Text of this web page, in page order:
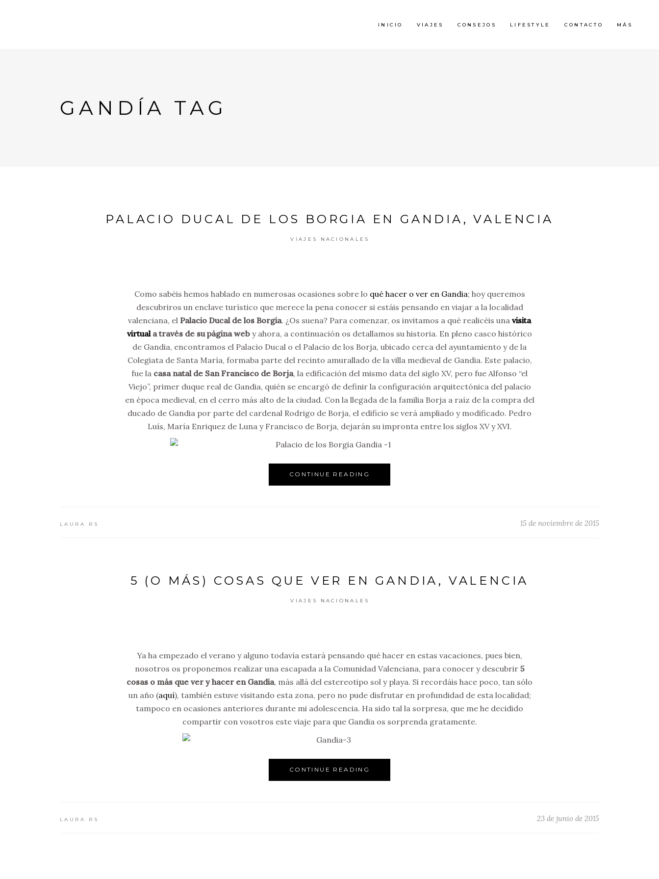
INICIO VIAJES CONSEJOS LIFESTYLE CONTACTO MÁS
GANDÍA TAG
PALACIO DUCAL DE LOS BORGIA EN GANDIA, VALENCIA
VIAJES NACIONALES
Como sabéis hemos hablado en numerosas ocasiones sobre lo qué hacer o ver en Gandia; hoy queremos
descubriros un enclave turístico que merece la pena conocer si estáis pensando en viajar a la localidad
valenciana, el Palacio Ducal de los Borgia. ¿Os suena? Para comenzar, os invitamos a qué realicéis una visita
virtuala través de su página web y ahora, a continuación os detallamos su historia. En pleno casco histórico
de Gandia, encontramos el Palacio Ducal o el Palacio de los Borja, ubicado cerca del ayuntamiento y de la
Colegiata de Santa María, formaba parte del recinto amurallado de la villa medieval de Gandia. Este palacio,
fue la casa natal de San Francisco de Borja, la edificación del mismo data del siglo XV, pero fue Alfonso “el
Viejo”, primer duque real de Gandia, quién se encargó de definir la configuración arquitectónica del palacio
en época medieval, en el cerro más alto de la ciudad. Con la llegada de la familia Borja a raíz de la compra del
ducado de Gandia por parte del cardenal Rodrigo de Borja, el edificio se verá ampliado y modificado. Pedro
Luís, María Enriquez de Luna y Francisco de Borja, dejarán su impronta entre los siglos XV y XVI.
CONTINUE READING
LAURA RS 15 de noviembre de 2015
5 (O MÁS) COSAS QUE VER EN GANDIA, VALENCIA
VIAJES NACIONALES
Ya ha empezado el verano y alguno todavía estará pensando qué hacer en estas vacaciones, pues bien,
nosotros os proponemos realizar una escapada a la Comunidad Valenciana, para conocer y descubrir 5
cosas o más que ver y hacer en Gandia, más allá del estereotipo sol y playa. Si recordáis hace poco, tan sólo
un año (aquí), también estuve visitando esta zona, pero no pude disfrutar en profundidad de esta localidad;
tampoco en ocasiones anteriores durante mi adolescencia. Ha sido tal la sorpresa, que me he decidido
compartir con vosotros este viaje para que Gandia os sorprenda gratamente.
CONTINUE READING
LAURA RS 23 de junio de 2015